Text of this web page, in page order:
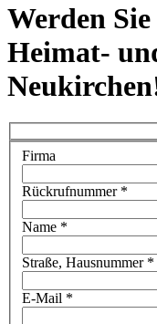
Werden
Heimat-
Firma
Rückrufnummer *
Name *
Straße, Hausnummer *
E-Mail *